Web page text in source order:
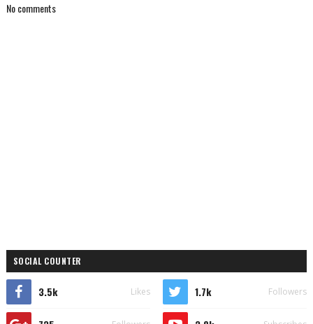
No comments
SOCIAL COUNTER
3.5k Likes 1.7k Followers